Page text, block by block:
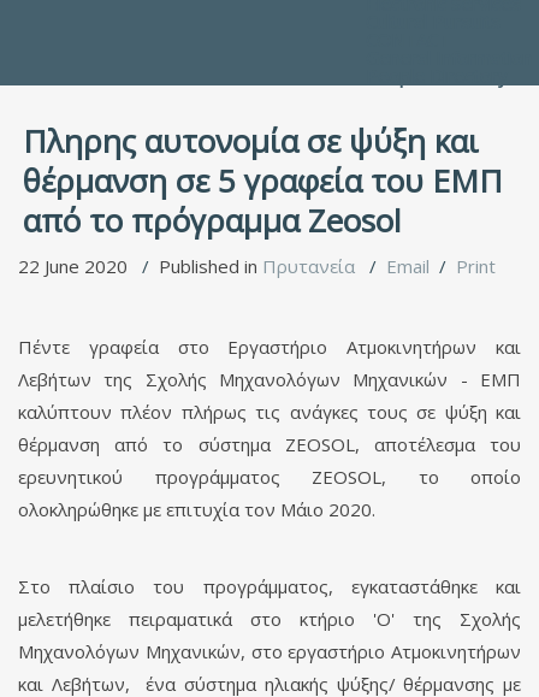
Πληρης αυτονομία σε ψύξη και
θέρμανση σε 5 γραφεία του ΕΜΠ
από το πρόγραμμα Zeosol
22 June 2020 Published in Πρυτανεία Email Print
Πέντε γραφεία στο Εργαστήριο Ατμοκινητήρων και
Λεβήτων της Σχολής Μηχανολόγων Μηχανικών - ΕΜΠ
καλύπτουν πλέον πλήρως τις ανάγκες τους σε ψύξη και
θέρμανση από το σύστημα ZEOSOL, αποτέλεσμα του
ερευνητικού προγράμματος ZEOSOL, το οποίο
ολοκληρώθηκε με επιτυχία τον Μάιο 2020.
Στο πλαίσιο του προγράμματος, εγκαταστάθηκε και
μελετήθηκε πειραματικά στο κτήριο 'Ο' της Σχολής
Μηχανολόγων Μηχανικών, στο εργαστήριο Ατμοκινητήρων
και Λεβήτων, ένα σύστημα ηλιακής ψύξης/ θέρμανσης με